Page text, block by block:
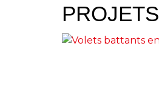
PROJETS